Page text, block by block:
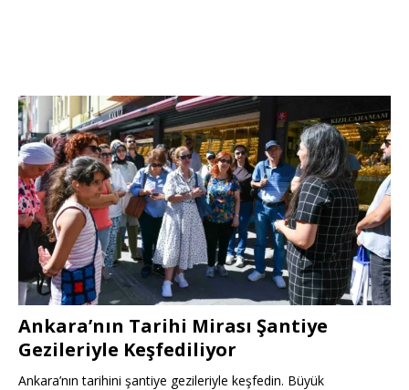
Ankara’nın Tarihi Mirası Şantiye
Gezileriyle Keşfediliyor
Ankara’nın tarihini şantiye gezileriyle keşfedin. Büyük